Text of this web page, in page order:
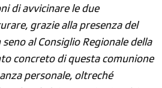
di avvicinare le due
grazie alla presenza del
al Consiglio Regionale della
concreto di questa comunione
personale, oltreché